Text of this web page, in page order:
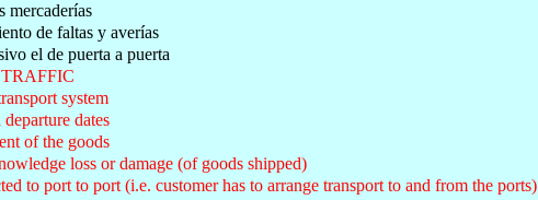
mercaderías
de faltas y averías
el de puerta a puerta
system
dates
of the goods
loss or damage (of goods shipped)
to port to port (i.e. customer has to arrange transport to and from the ports)